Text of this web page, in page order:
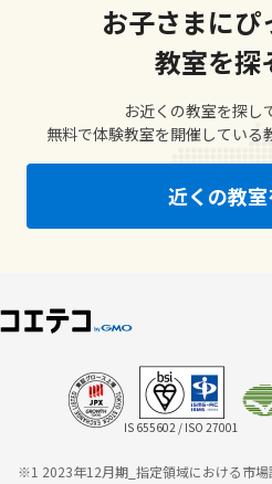
お子さまにぴ
教室を探
お近くの教室を探し
無料で体験教室を開催している
近くの教
IS 655602 / ISO 27001
※1 2023年12月期_指定領域における市場